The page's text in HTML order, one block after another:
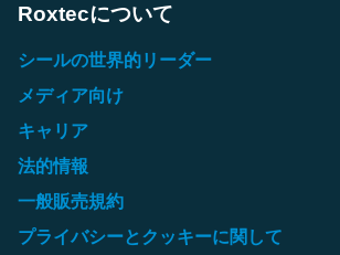
Roxtecについて
シールの世界的リーダー
メディア向け
キャリア
法的情報
一般販売規約
プライバシーとクッキーに関して